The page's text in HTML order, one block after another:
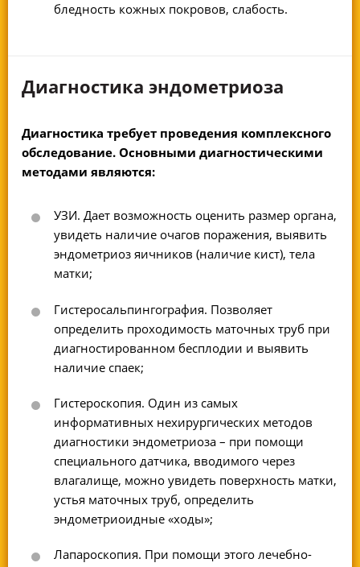
бледность кожных покровов, слабость.
Диагностика эндометриоза
Диагностика требует проведения комплексного
обследование. Основными диагностическими
методами являются:
УЗИ. Дает возможность оценить размер органа,
увидеть наличие очагов поражения, выявить
эндометриоз яичников (наличие кист), тела
матки;
Гистеросальпингография. Позволяет
определить проходимость маточных труб при
диагностированном бесплодии и выявить
наличие спаек;
Гистероскопия. Один из самых
информативных нехирургических методов
диагностики эндометриоза – при помощи
специального датчика, вводимого через
влагалище, можно увидеть поверхность матки,
устья маточных труб, определить
эндометриоидные «ходы»;
Лапароскопия. При помощи этого лечебно-